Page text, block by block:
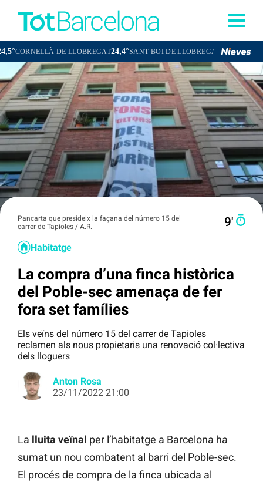
DE LLOBREGAT24,4°SANT BOI DE LLOBREGAT25,1°SANT CUGAT DEL
Pancarta que presideix la façana del número 15 del
carrer de Tapioles / A.R.
9′
Habitatge
La compra d’una finca històrica
del Poble-sec amenaça de fer
fora set famílies
Els veïns del número 15 del carrer de Tapioles
reclamen als nous propietaris una renovació col·lectiva
dels lloguers
Anton Rosa
23/11/2022 21:00
La lluita veïnal per l’habitatge a Barcelona ha
sumat un nou combatent al barri del Poble-sec.
El procés de compra de la finca ubicada al